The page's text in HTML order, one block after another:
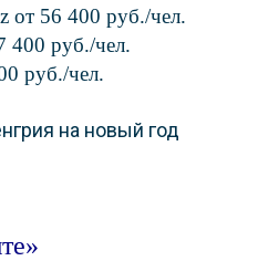
от 56 400 руб./чел.
400 руб./чел.
руб./чел.